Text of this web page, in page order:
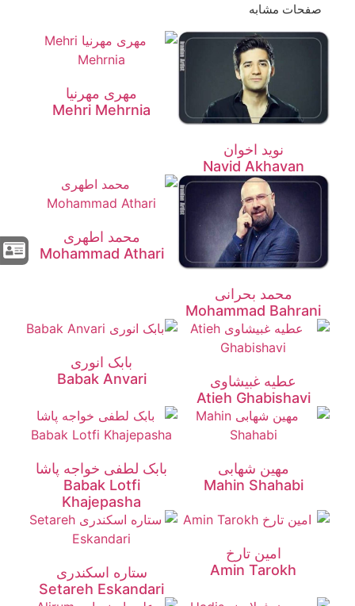
صفحات مشابه
نوید اخوان
Navid Akhavan
مهری مهرنیا
Mehri Mehrnia
محمد بحرانی
Mohammad Bahrani
محمد اطهری
Mohammad Athari
عطیه غبیشاوی
Atieh Ghabishavi
بابک انوری
Babak Anvari
مهین شهابی
Mahin Shahabi
بابک لطفی خواجه پاشا
Babak Lotfi
Khajepasha
امین تارخ
Amin Tarokh
ستاره اسکندری
Setareh Eskandari